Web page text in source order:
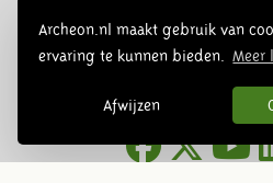
Archeon.nl maakt gebruik van
ervaring te kunnen bieden.
Meer
Afwijzen